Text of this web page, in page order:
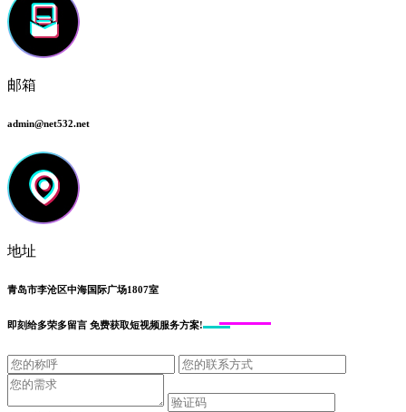
邮箱
admin@net532.net
地址
青岛市李沧区中海国际广场1807室
即刻给多荣多留言 免费获取短视频服务方案!